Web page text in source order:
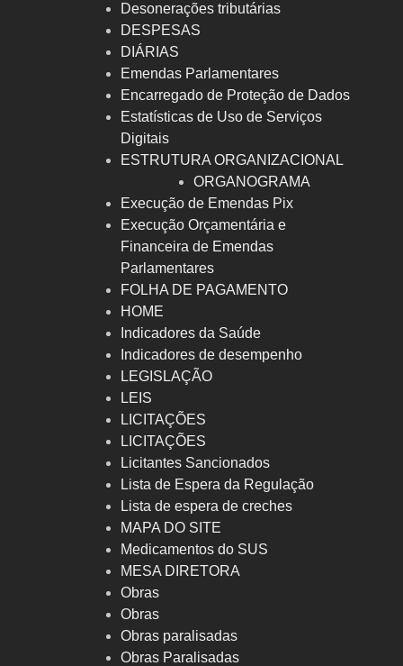
Desonerações tributárias
DESPESAS
DIÁRIAS
Emendas Parlamentares
Encarregado de Proteção de Dados
Estatísticas de Uso de Serviços
Digitais
ESTRUTURA ORGANIZACIONAL
ORGANOGRAMA
Execução de Emendas Pix
Execução Orçamentária e
Financeira de Emendas
Parlamentares
FOLHA DE PAGAMENTO
HOME
Indicadores da Saúde
Indicadores de desempenho
LEGISLAÇÃO
LEIS
LICITAÇÕES
LICITAÇÕES
Licitantes Sancionados
Lista de Espera da Regulação
Lista de espera de creches
MAPA DO SITE
Medicamentos do SUS
MESA DIRETORA
Obras
Obras
Obras paralisadas
Obras Paralisadas